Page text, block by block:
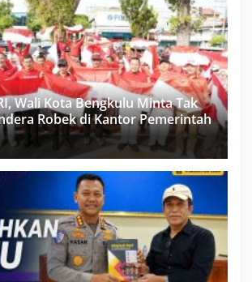
Wali Kota Bengkulu Minta Tak
Robek di Kantor Pemerintah